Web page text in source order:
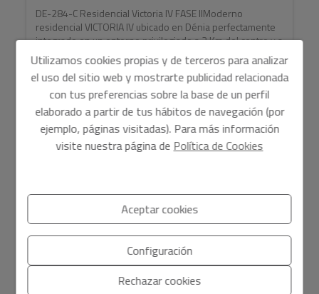
DE-284-C Residencial Victoria IV FASE IIModerno
residencial VICTORIA IV ubicado en Dénia perfectamente
integrado en un entorno privilegiado a 2 Km del centro y a
sol...
Ref. DE-284-C 65 m 2 2
Utilizamos cookies propias y de terceros para analizar
el uso del sitio web y mostrarte publicidad relacionada
con tus preferencias sobre la base de un perfil
elaborado a partir de tus hábitos de navegación (por
ejemplo, páginas visitadas). Para más información
visite nuestra página de Política de Cookies
Aceptar cookies
Configuración
Rechazar cookies